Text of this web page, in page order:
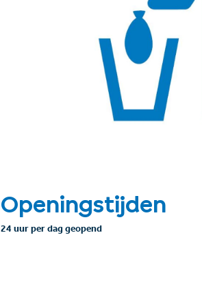
Openingstijden
24 uur per dag geopend